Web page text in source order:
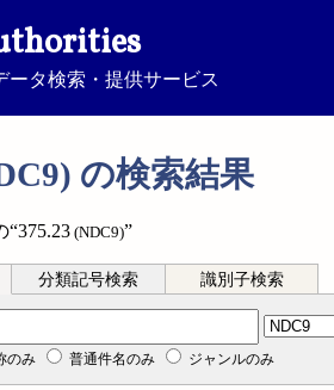
ータ検索・提供サービス
の検索結果
(NDC9)”
分類記号検索 識別子検索
のみ 普通件名のみ ジャンルのみ